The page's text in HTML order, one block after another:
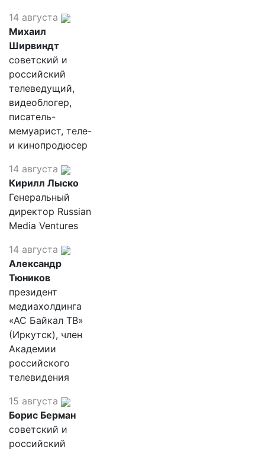
14 августа
Михаил
Ширвиндт
советский и
российский
телеведущий,
видеоблогер,
писатель-
мемуарист, теле-
и кинопродюсер
14 августа
Кирилл Лыско
Генеральный
директор Russian
Media Ventures
14 августа
Александр
Тюников
президент
медиахолдинга
«АС Байкал ТВ»
(Иркутск), член
Академии
российского
телевидения
15 августа
Борис Берман
советский и
российский